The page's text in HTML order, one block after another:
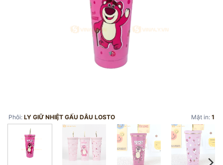
Phôi: LY GIỮ NHIỆT GẤU DÂU LOSTO Mặt in: 1